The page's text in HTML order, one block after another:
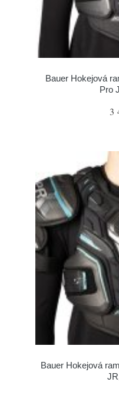
Bauer Hokejová
Pro
3
Bauer Hokejová